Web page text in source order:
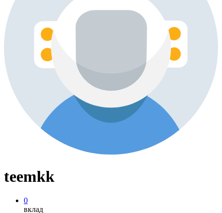
teemkk
0
вклад